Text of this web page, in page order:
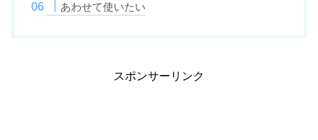
あわせて使いたい
スポンサーリンク